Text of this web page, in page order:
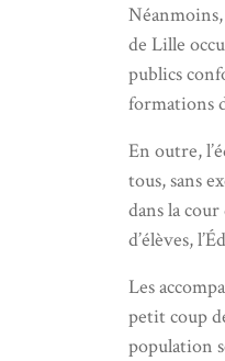
de Lille
publics
formations
En outre,
tous, sans
dans la
d’élèves,
Les
petit coup
population